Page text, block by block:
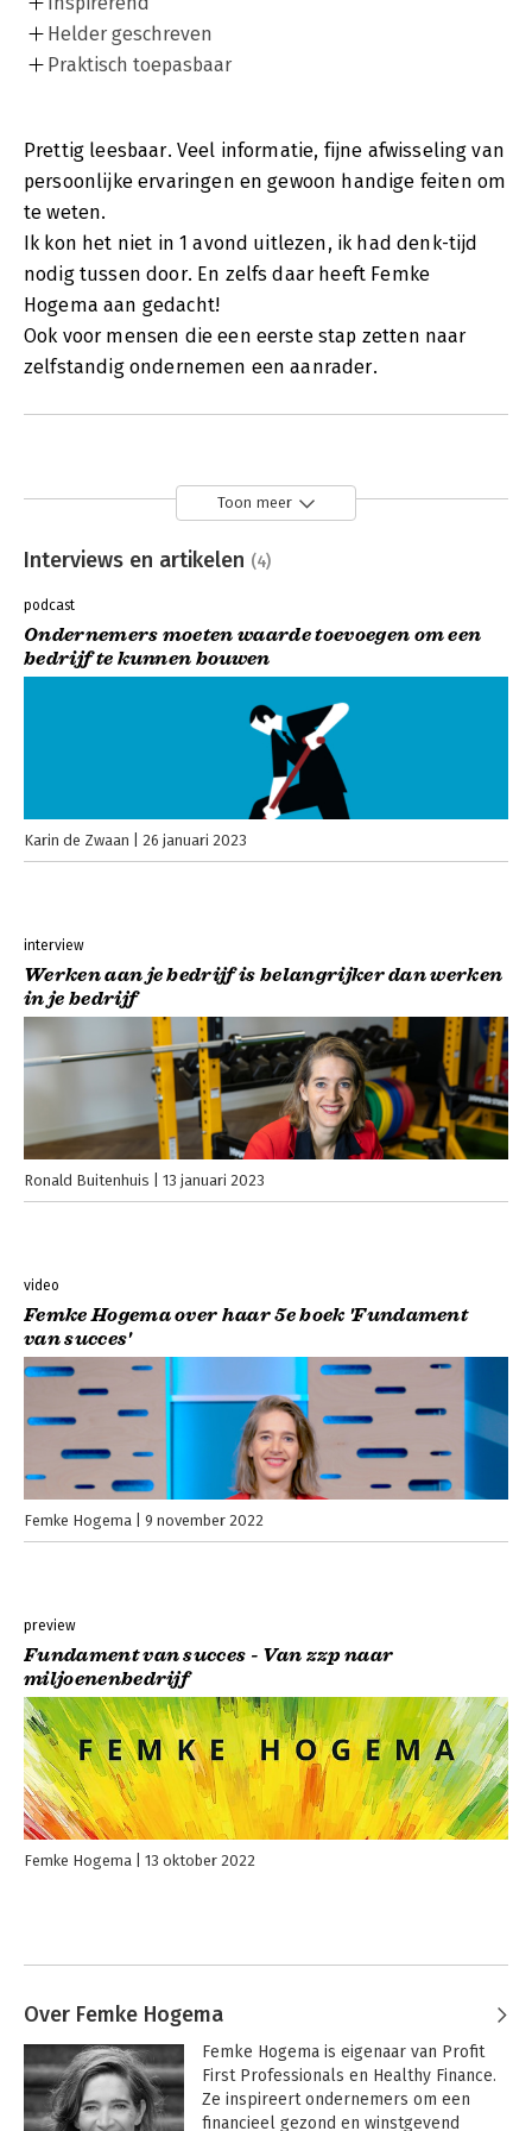
Helder geschreven
Praktisch toepasbaar
Prettig leesbaar. Veel informatie, fijne afwisseling van
persoonlijke ervaringen en gewoon handige feiten om
te weten.
Ik kon het niet in 1 avond uitlezen, ik had denk-tijd
nodig tussen door. En zelfs daar heeft Femke
Hogema aan gedacht!
Ook voor mensen die een eerste stap zetten naar
zelfstandig ondernemen een aanrader.
Toon meer
Interviews en artikelen (4)
podcast
Ondernemers moeten waarde toevoegen om een
bedrijf te kunnen bouwen
Karin de Zwaan 26 januari 2023
interview
Werken aan je bedrijf is belangrijker dan werken
in je bedrijf
Ronald Buitenhuis 13 januari 2023
video
Femke Hogema over haar 5e boek 'Fundament
van succes'
Femke Hogema 9 november 2022
preview
Fundament van succes - Van zzp naar
miljoenenbedrijf
Femke Hogema 13 oktober 2022
Over Femke Hogema
Femke Hogema is eigenaar van Profit
First Professionals en Healthy Finance.
Ze inspireert ondernemers om een
financieel gezond en winstgevend